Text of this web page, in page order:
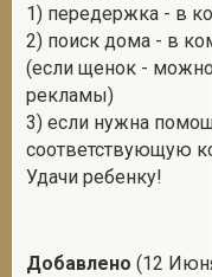
1) передержка - в
2) поиск дома - в
(если щенок -
рекламы)
3) если нужна
соответствующую
Удачи ребенку!
Добавлено (12